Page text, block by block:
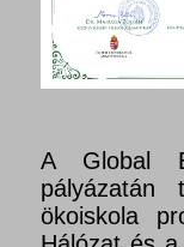
A Global
pályázatán
ökoiskola